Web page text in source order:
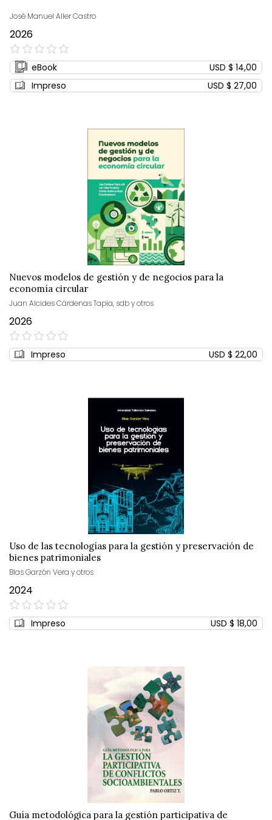
José Manuel Aller Castro
2026
0%
eBook
USD $ 14,00
Impreso
USD $ 27,00
Nuevos modelos de gestión y de negocios para la
economía circular
Juan Alcides Cárdenas Tapia, sdb y otros
2026
0%
Impreso USD $ 22,00
Uso de las tecnologías para la gestión y preservación de
bienes patrimoniales
Blas Garzón Vera y otros
2024
0%
Impreso USD $ 18,00
Guía metodológica para la gestión participativa de